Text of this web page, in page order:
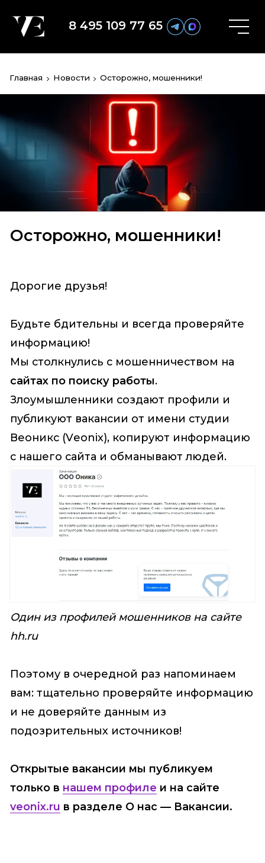
8 495 109 77 65
Главная Новости Осторожно, мошенники!
Осторожно, мошенники!
Дорогие друзья!
Будьте бдительны и всегда проверяйте
информацию!
Мы столкнулись с мошенничеством на
сайтах по поиску работы.
Злоумышленники создают профили и
публикуют вакансии от имени студии
Веоникс (Veonix), копируют информацию
с нашего сайта и обманывают людей.
Один из профилей мошенников на сайте
hh.ru
Поэтому в очередной раз напоминаем
вам: тщательно проверяйте информацию
и не доверяйте данным из
подозрительных источников!
Открытые вакансии мы публикуем
только в нашем профиле и на сайте
veonix.ru в разделе О нас — Вакансии.